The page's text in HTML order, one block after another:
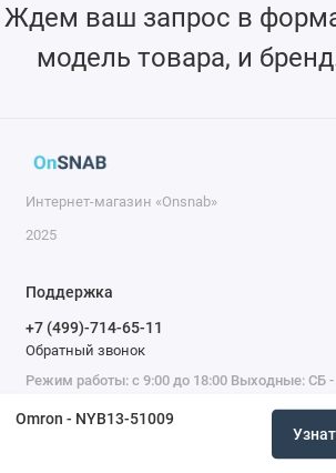
Omron - NYB13-51009
Ждем ваш запрос в
модель товара, и
Интернет-магазин «Onsnab»
2025
Поддержка
+7 (499)-714-65-11
Обратный звонок
Режим работы: с 9:00 до 18:00 Выходные: СБ